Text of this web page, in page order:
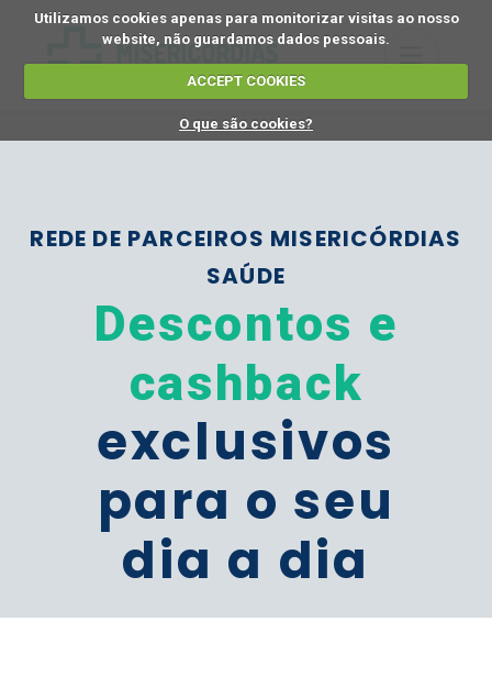
Utilizamos cookies apenas para monitorizar visitas ao nosso
website, não guardamos dados pessoais.
ACCEPT COOKIES
O que são cookies?
REDE DE PARCEIROS MISERICÓRDIAS
SAÚDE
Descontos e
cashback
exclusivos
para o seu
dia a dia